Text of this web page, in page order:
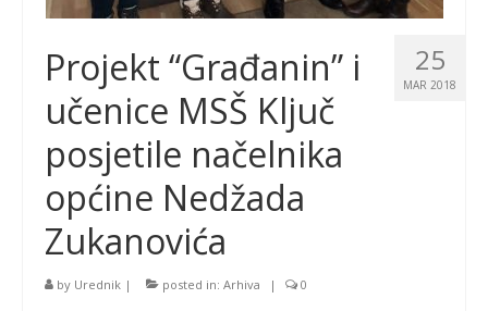
25
MAR 2018
Projekt “Građanin” i
učenice MSŠ Ključ
posjetile načelnika
općine Nedžada
Zukanovića
by Urednik | posted in: Arhiva | 0